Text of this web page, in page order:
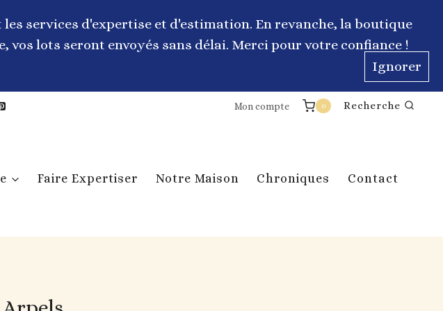
services d'expertise et d'estimation. En revanche, la boutique
lots seront envoyés sans délai. Merci pour votre confiance !
Ignorer
Mon compte 0 Recherche
Faire Expertiser Notre Maison Chroniques Contact